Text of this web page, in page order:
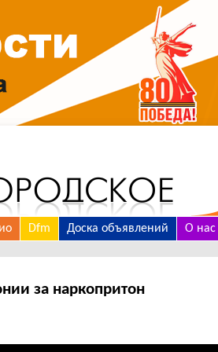
Dfm Доска объявлений
О нас
за наркопритон